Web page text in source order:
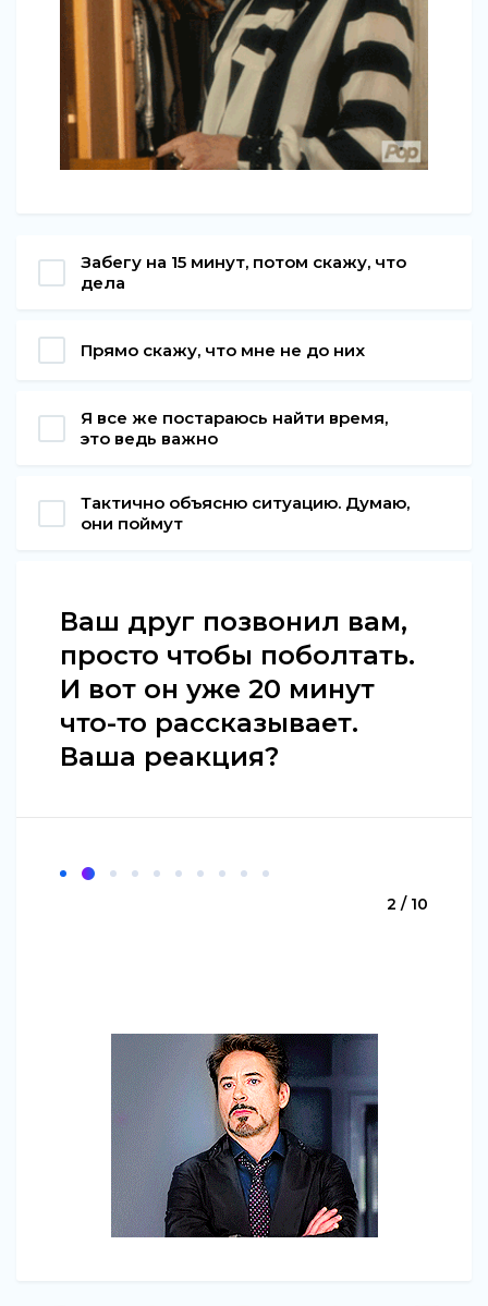
Забегу на 15 минут, потом скажу, что
дела
Прямо скажу, что мне не до них
Я все же постараюсь найти время,
это ведь важно
Тактично объясню ситуацию. Думаю,
они поймут
Ваш друг позвонил вам,
просто чтобы поболтать.
И вот он уже 20 минут
что-то рассказывает.
Ваша реакция?
2 / 10